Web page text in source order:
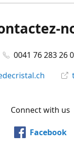
0041 76 283 26
Connect with us
Facebook